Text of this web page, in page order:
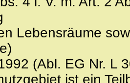
Lebensräume
(Abl. EG Nr. L
ist ein